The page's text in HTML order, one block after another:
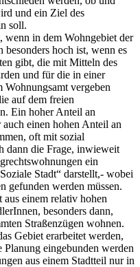
und ein Ziel des
soll.
wenn in dem Wohngebiet der
hoch ist, wenn es
gibt, die mit Mitteln des
und für die in einer
vergeben
auf dem freien
Ein hoher Anteil an
einen hohen Anteil an
oft mit sozial
dann die Frage, inwieweit
ein
Stadt“ darstellt,- wobei
gefunden werden müssen.
aus einem relativ hohen
besonders dann,
Straßenzügen wohnen.
Gebiet erarbeitet werden,
Planung eingebunden werden
aus einem Stadtteil nur in